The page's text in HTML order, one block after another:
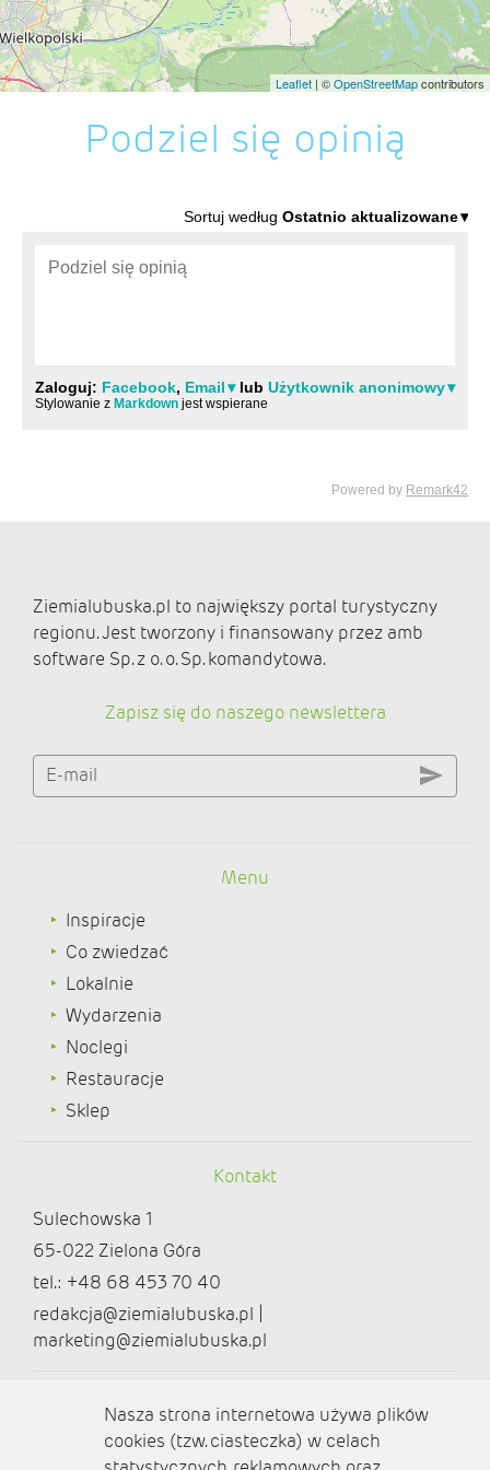
Leaflet | ©OpenStreetMapcontributors
Podziel się opinią
Ziemialubuska.pl to największy portal turystyczny
regionu. Jest tworzony i finansowany przez amb
software Sp. z o. o. Sp. komandytowa.
Zapisz się do naszego newslettera
E-mail
Menu
Inspiracje
Co zwiedzać
Lokalnie
Wydarzenia
Noclegi
Restauracje
Sklep
Kontakt
Sulechowska 1
65-022 Zielona Góra
tel.: +48 68 453 70 40
redakcja@ziemialubuska.pl |
marketing@ziemialubuska.pl
Media społecznościowe
Nasza strona internetowa używa plików
cookies (tzw. ciasteczka) w celach